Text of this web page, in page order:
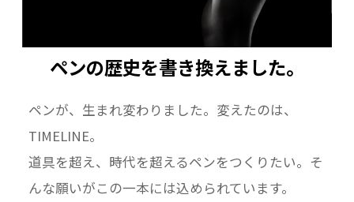
ペンの歴史を書き換えました。
ペンが、生まれ変わりました。変えたのは、
TIMELINE。
道具を超え、時代を超えるペンをつくりたい。そ
んな願いがこの一本には込められています。